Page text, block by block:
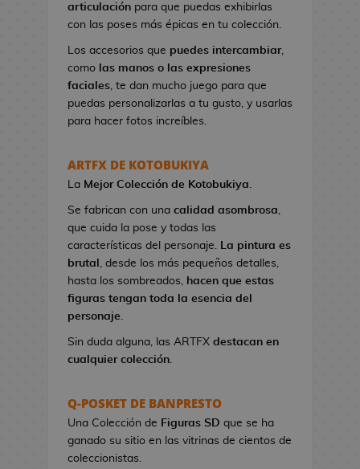
i
n
e
s
d
e
V
e
o
g
o
e
c
s
articulación para que puedas exhibirlas
con las poses más épicas en tu colección.
Los accesorios que puedes intercambiar,
como las manos o las expresiones
faciales, te dan mucho juego para que
puedas personalizarlas a tu gusto, y usarlas
para hacer fotos increíbles.
ARTFX DE KOTOBUKIYA
La Mejor Colección de Kotobukiya.
Se fabrican con una calidad asombrosa,
que cuida la pose y todas las
características del personaje. La pintura es
brutal , desde los más pequeños detalles,
hasta los sombreados, hacen que estas
figuras tengan toda la esencia del
personaje.
Sin duda alguna, las ARTFX destacan en
cualquier colección.
Q-POSKET DE BANPRESTO
Una Colección de Figuras SD que se ha
ganado su sitio en las vitrinas de cientos de
coleccionistas.